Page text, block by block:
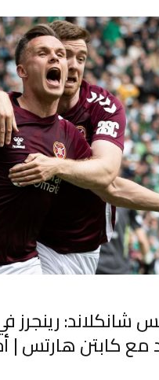
شانكلاند:
كابتن هارتس |